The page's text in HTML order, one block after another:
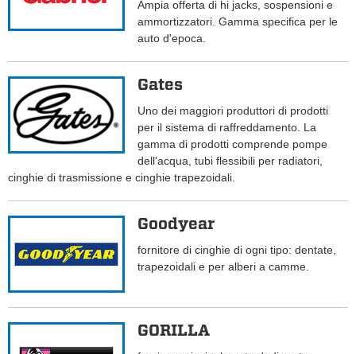
Ampia offerta di hi jacks, sospensioni e
ammortizzatori. Gamma specifica per le
auto d'epoca.
Gates
Uno dei maggiori produttori di prodotti
per il sistema di raffreddamento. La
gamma di prodotti comprende pompe
dell'acqua, tubi flessibili per radiatori,
cinghie di trasmissione e cinghie trapezoidali.
Goodyear
fornitore di cinghie di ogni tipo: dentate,
trapezoidali e per alberi a camme.
GORILLA